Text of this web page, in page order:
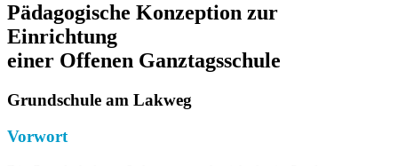
Pädagogische Konzeption zur
Einrichtung
einer Offenen Ganztagsschule
Grundschule am Lakweg
Vorwort